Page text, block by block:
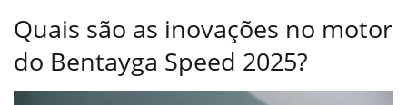
Quais são as inovações no motor
do Bentayga Speed 2025?